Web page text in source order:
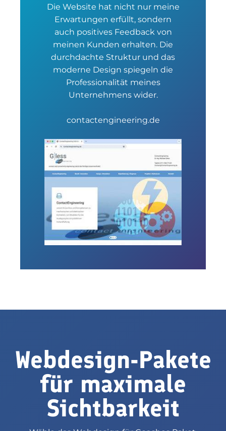
Die Website hat nicht nur meine
Erwartungen erfüllt, sondern
auch positives Feedback von
meinen Kunden erhalten. Die
durchdachte Struktur und das
moderne Design spiegeln die
Professionalität meines
Unternehmens wider.
contactengineering.de
Webdesign-Pakete
für maximale
Sichtbarkeit